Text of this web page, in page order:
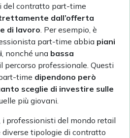
del contratto part-time
dall’offerta
di lavoro . Per esempio, è
part-time abbia piani
, nonché una bassa
percorso professionale. Questi
time dipendono però
sceglie di investire sulle
più giovani.
i professionisti del mondo retail
tipologie di contratto